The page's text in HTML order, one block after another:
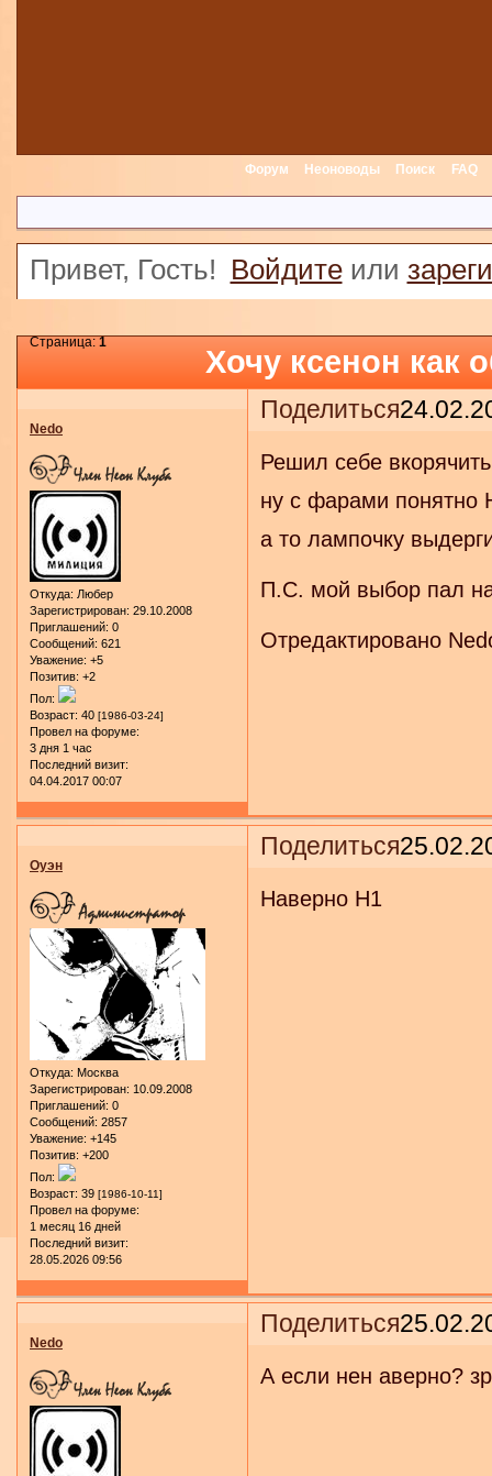
Форум Неоноводы Поиск FAQ
Привет, Гость! Войдитеили
Хочу ксенон как
Страница:1
Поделиться
Nedo
Откуда: Любер
Зарегистрирован: 29.10.2008
Приглашений: 0
Сообщений: 621
Уважение: +5
Позитив: +2
Пол:
Возраст: 40 [1986-03-24]
Провел на форуме:
3 дня 1 час
Последний визит:
04.04.2017 00:07
Решил себе
ну с фарами понятно
а то лампочку
П.С. мой выбор пал
Отредактировано
Поделиться
Оуэн
Откуда: Москва
Зарегистрирован: 10.09.2008
Приглашений: 0
Сообщений: 2857
Уважение: +145
Позитив: +200
Пол:
Возраст: 39 [1986-10-11]
Провел на форуме:
1 месяц 16 дней
Последний визит:
28.05.2026 09:56
Наверно H1
Поделиться
Nedo
А если нен аверно?